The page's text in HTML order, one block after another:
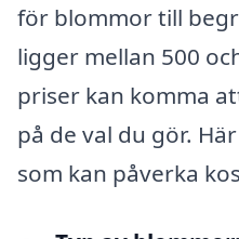
för blommor till
ligger mellan 500
priser kan komma
på de val du gör.
som kan påverka